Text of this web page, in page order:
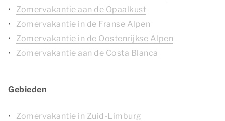
Zomervakantie aan de Opaalkust
Zomervakantie in de Franse Alpen
Zomervakantie in de Oostenrijkse Alpen
Zomervakantie aan de Costa Blanca
Gebieden
Zomervakantie in Zuid-Limburg